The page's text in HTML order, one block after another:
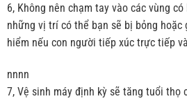
6, Không nên chạm tay vào các vùng
những vị trí có thể bạn sẽ bị bỏng hoặc
hiểm nếu con người tiếp xúc trực tiếp
nnnn
7, Vệ sinh máy định kỳ sẽ tăng tuổi thọ